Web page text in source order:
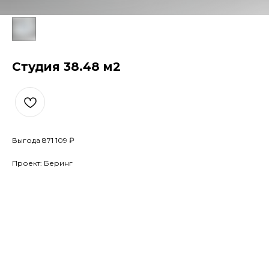
Студия 38.48 м2
Выгода 871 109 ₽
Проект: Беринг